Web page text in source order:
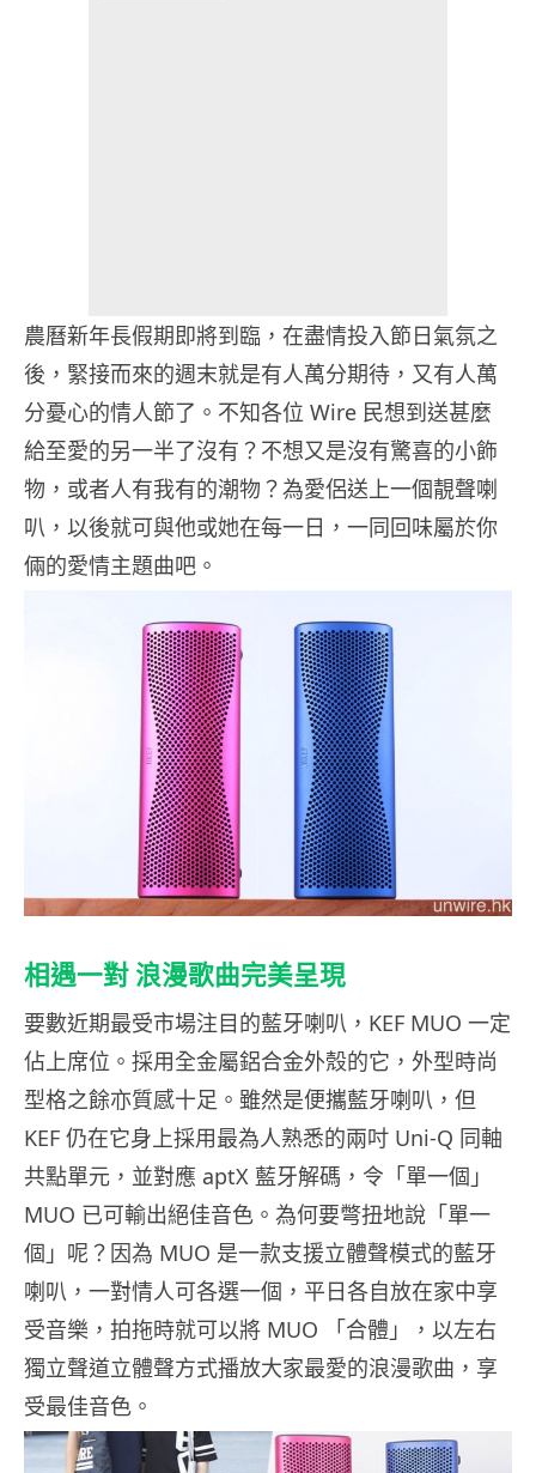
農曆新年長假期即將到臨，在盡情投入節日氣氛之
後，緊接而來的週末就是有人萬分期待，又有人萬
分憂心的情人節了。不知各位 Wire 民想到送甚麼
給至愛的另一半了沒有？不想又是沒有驚喜的小飾
物，或者人有我有的潮物？為愛侶送上一個靚聲喇
叭，以後就可與他或她在每一日，一同回味屬於你
倆的愛情主題曲吧。
相遇一對 浪漫歌曲完美呈現
要數近期最受市場注目的藍牙喇叭，KEF MUO 一定
佔上席位。採用全金屬鋁合金外殼的它，外型時尚
型格之餘亦質感十足。雖然是便攜藍牙喇叭，但
KEF 仍在它身上採用最為人熟悉的兩吋 Uni-Q 同軸
共點單元，並對應 aptX 藍牙解碼，令「單一個」
MUO 已可輸出絕佳音色。為何要彆扭地說「單一
個」呢？因為 MUO 是一款支援立體聲模式的藍牙
喇叭，一對情人可各選一個，平日各自放在家中享
受音樂，拍拖時就可以將 MUO 「合體」，以左右
獨立聲道立體聲方式播放大家最愛的浪漫歌曲，享
受最佳音色。